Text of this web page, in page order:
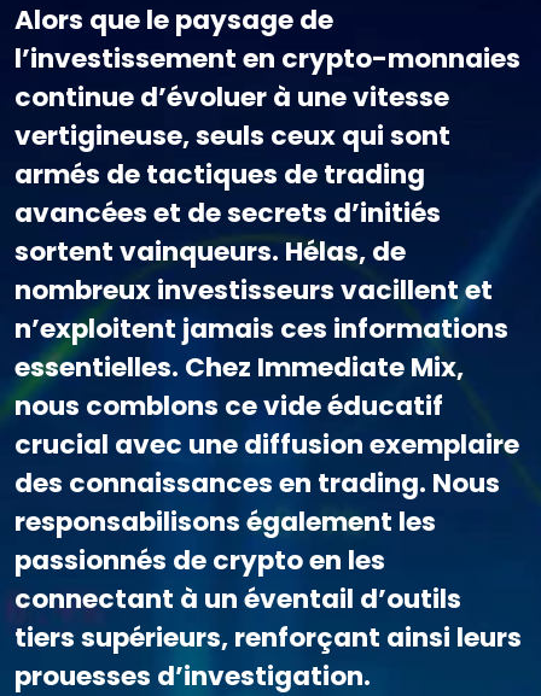
Alors que le paysage de
l’investissement en crypto-monnaies
continue d’évoluer à une vitesse
vertigineuse, seuls ceux qui sont
armés de tactiques de trading
avancées et de secrets d’initiés
sortent vainqueurs. Hélas, de
nombreux investisseurs vacillent et
n’exploitent jamais ces informations
essentielles. Chez Immediate Mix,
nous comblons ce vide éducatif
crucial avec une diffusion exemplaire
des connaissances en trading. Nous
responsabilisons également les
passionnés de crypto en les
connectant à un éventail d’outils
tiers supérieurs, renforçant ainsi leurs
prouesses d’investigation.